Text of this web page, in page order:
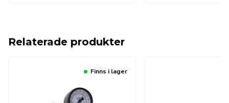
Relaterade produkter
Finns i lager